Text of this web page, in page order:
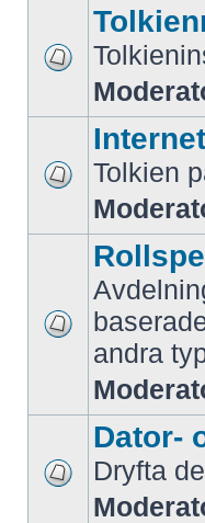
Internet
Tolkien
andra
Dator-
Dryfta